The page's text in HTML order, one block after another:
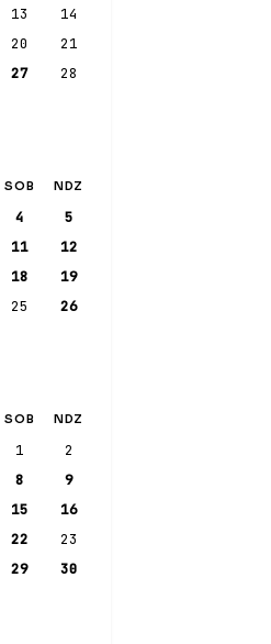
13
14
20
21
27
28
SOB NDZ
4
5
11
12
18
19
25
26
SOB NDZ
1
2
8
9
15
16
22
23
29 30